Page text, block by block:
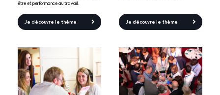
être et performance au travail.
Je découvre le thème Je découvre le thème